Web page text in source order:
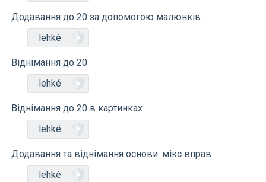
Додавання до 20 за допомогою малюнків
lehké
Віднімання до 20
lehké
Віднімання до 20 в картинках
lehké
Додавання та віднімання основи: мікс вправ
lehké